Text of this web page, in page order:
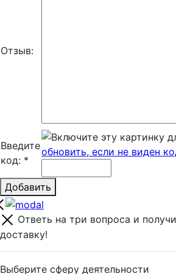
Отзыв:
Введите
код: *
обновить, если не виден
Добавить
Ответь на три вопроса и
доставку!
Выберите сферу деятельности